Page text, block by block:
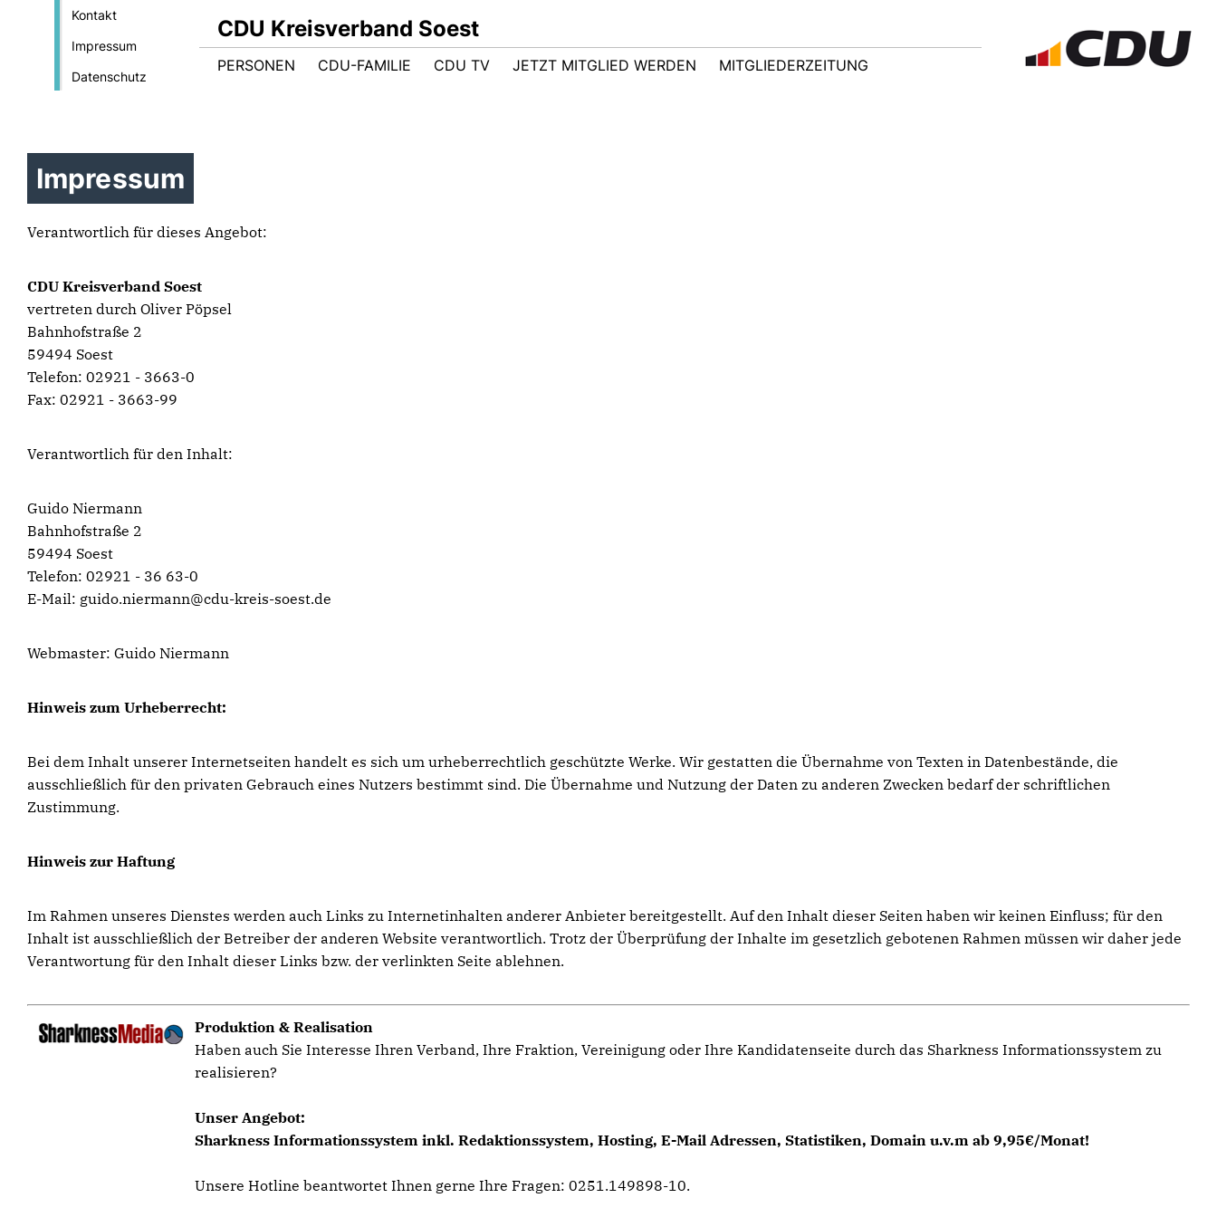
Kontakt
Impressum
Datenschutz
CDU Kreisverband Soest
PERSONEN CDU-FAMILIE CDU TV JETZT MITGLIED WERDEN MITGLIEDERZEITUNG
Impressum
Verantwortlich für dieses Angebot:
CDU Kreisverband Soest
vertreten durch Oliver Pöpsel
Bahnhofstraße 2
59494 Soest
Telefon: 02921 - 3663-0
Fax: 02921 - 3663-99
Verantwortlich für den Inhalt:
Guido Niermann
Bahnhofstraße 2
59494 Soest
Telefon: 02921 - 36 63-0
E-Mail: guido.niermann@cdu-kreis-soest.de
Webmaster: Guido Niermann
Hinweis zum Urheberrecht:
Bei dem Inhalt unserer Internetseiten handelt es sich um urheberrechtlich geschützte Werke. Wir gestatten die Übernahme von Texten in Datenbestände, die
ausschließlich für den privaten Gebrauch eines Nutzers bestimmt sind. Die Übernahme und Nutzung der Daten zu anderen Zwecken bedarf der schriftlichen
Zustimmung.
Hinweis zur Haftung
Im Rahmen unseres Dienstes werden auch Links zu Internetinhalten anderer Anbieter bereitgestellt. Auf den Inhalt dieser Seiten haben wir keinen Einfluss; für den
Inhalt ist ausschließlich der Betreiber der anderen Website verantwortlich. Trotz der Überprüfung der Inhalte im gesetzlich gebotenen Rahmen müssen wir daher jede
Verantwortung für den Inhalt dieser Links bzw. der verlinkten Seite ablehnen.
Produktion & Realisation
Haben auch Sie Interesse Ihren Verband, Ihre Fraktion, Vereinigung oder Ihre Kandidatenseite durch das Sharkness Informationssystem zu
realisieren?
Unser Angebot:
Sharkness Informationssystem inkl. Redaktionssystem, Hosting, E-Mail Adressen, Statistiken, Domain u.v.m ab 9,95€/Monat!
Unsere Hotline beantwortet Ihnen gerne Ihre Fragen: 0251.149898-10.